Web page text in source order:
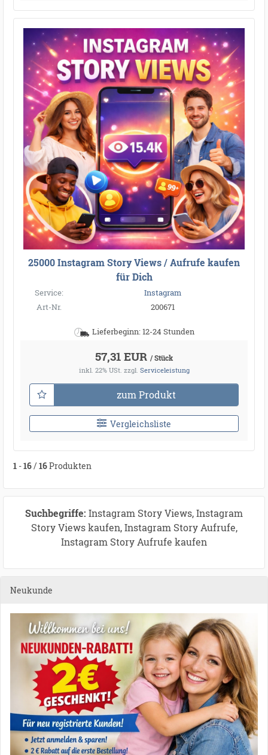
25000 Instagram Story Views / Aufrufe kaufen
für Dich
Service:
Instagram
Art-Nr.
200671
Lieferbeginn: 12-24 Stunden
57,31 EUR / Stück
inkl. 22% USt. zzgl. Serviceleistung
zum Produkt
Vergleichsliste
1 -16/ 16Produkten
Suchbegriffe: Instagram Story Views, Instagram
Story Views kaufen, Instagram Story Aufrufe,
Instagram Story Aufrufe kaufen
Neukunde